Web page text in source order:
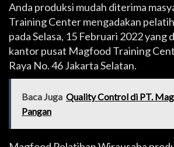
Anda produksi mudah diterima
Training Center mengadakan
pada Selasa, 15 Februari 2022 yang
kantor pusat Magfood Training
Raya No. 46 Jakarta Selatan.
Baca Juga Quality Control di PT.
Pangan